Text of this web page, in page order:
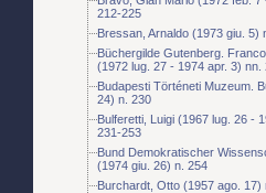
212-225
Bressan, Arnaldo (1973 giu. 5)
Büchergilde Gutenberg.
(1972 lug. 27 - 1974 apr. 3) nn.
Budapesti Történeti Muzeum.
24) n. 230
Bulferetti, Luigi (1967 lug. 26 -
231-253
Bund Demokratischer
(1974 giu. 26) n. 254
Burchardt, Otto (1957 ago. 17)